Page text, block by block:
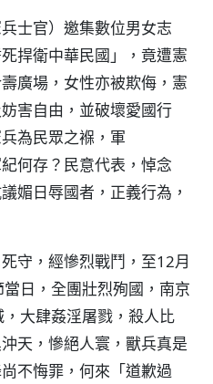
士官）邀集數位男女志
捍衛中華民國」，竟遭憲
廣場，女性亦被欺侮，憲
害自由，並破壞愛國行
為民眾之褓，軍
何存？民意代表，悼念
媚日辱國者，正義行為，
守，經慘烈戰鬥，至12月
日，全團壯烈殉國，南京
大肆姦淫屠戮，殺人比
天，慘絕人寰，獸兵真是
不悔罪，何來「道歉過